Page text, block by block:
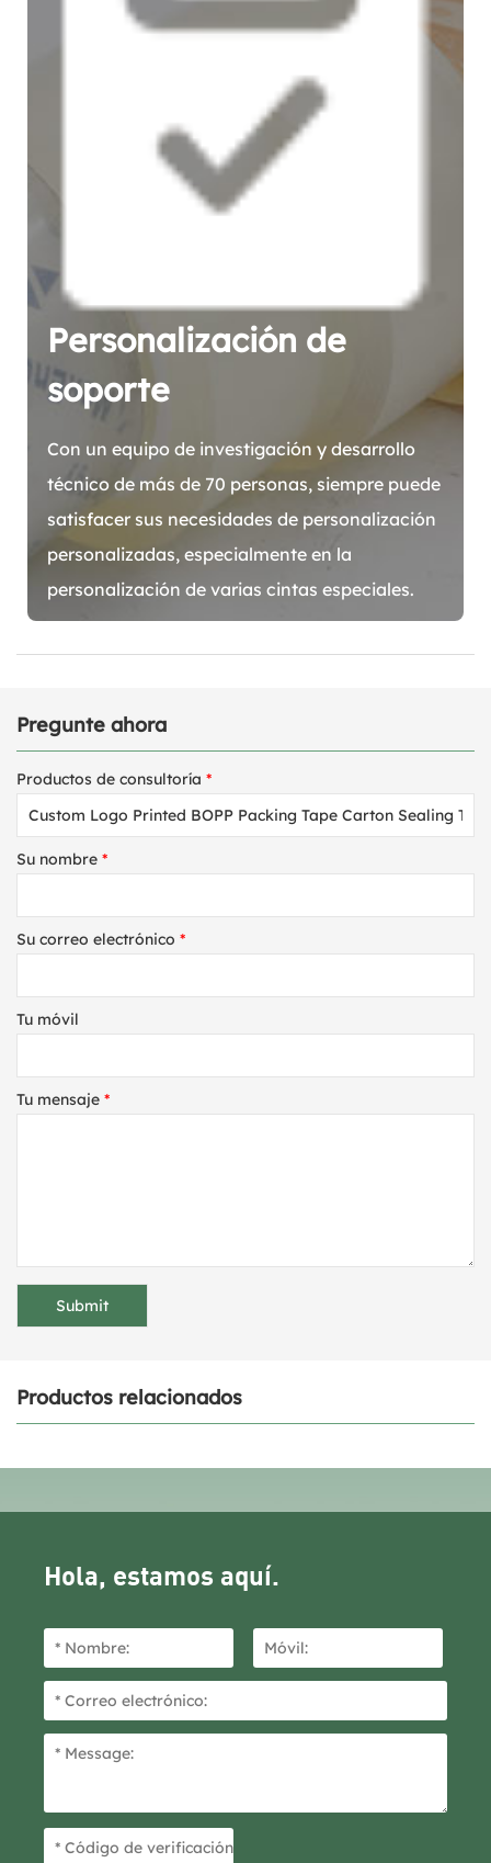
Personalización de
soporte
Con un equipo de investigación y desarrollo
técnico de más de 70 personas, siempre puede
satisfacer sus necesidades de personalización
personalizadas, especialmente en la
personalización de varias cintas especiales.
Pregunte ahora
Productos de consultoría *
Su nombre *
Su correo electrónico *
Tu móvil
Tu mensaje *
Productos relacionados
Hola, estamos aquí.